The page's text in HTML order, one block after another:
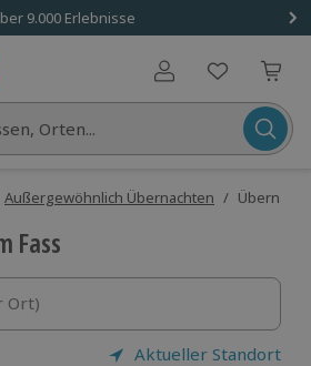
9.000 Erlebnisse
Benutzerkonto
Orten...
Außergewöhnlich Übernachten /
Fass
Ort)
Aktueller Standort